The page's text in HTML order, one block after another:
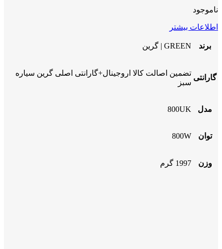
ناموجود
اطلاعات بیشتر
برند GREEN | گرین
گارانتی
تضمین اصالت کالا اروجینال+گارانتی اصلی گرین سیاره
سبز
مدل 800UK
توان 800W
وزن 1997 گرم